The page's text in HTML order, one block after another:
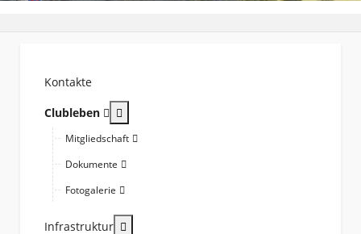
Kontakte
Clubleben
Mitgliedschaft
Dokumente
Fotogalerie
Infrastruktur